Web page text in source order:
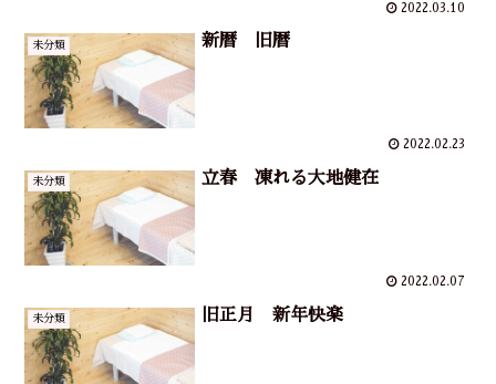
2022.03.10
未分類 新暦 旧暦
2022.02.23
未分類 立春 凍れる大地健在
2022.02.07
未分類 旧正月 新年快楽